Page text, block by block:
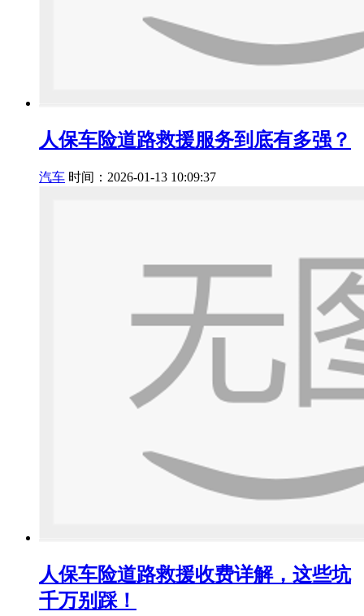
人保车险道路救援服务到底有多强？
汽车 时间：2026-01-13 10:09:37
人保车险道路救援收费详解，这些坑
千万别踩！